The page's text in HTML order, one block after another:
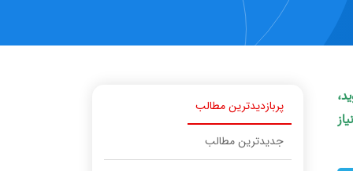
پربازدیدترین مطالب
جدیدترین مطالب